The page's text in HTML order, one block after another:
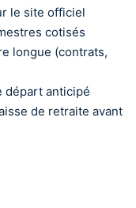
le site officiel
cotisés
longue (contrats,
départ anticipé
de retraite avant